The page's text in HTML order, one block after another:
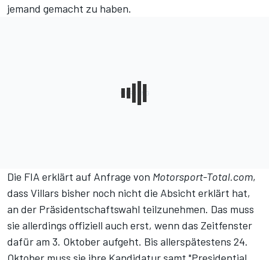
jemand gemacht zu haben.
Die FIA erklärt auf Anfrage von Motorsport-Total.com,
dass Villars bisher noch nicht die Absicht erklärt hat,
an der Präsidentschaftswahl teilzunehmen. Das muss
sie allerdings offiziell auch erst, wenn das Zeitfenster
dafür am 3. Oktober aufgeht. Bis allerspätestens 24.